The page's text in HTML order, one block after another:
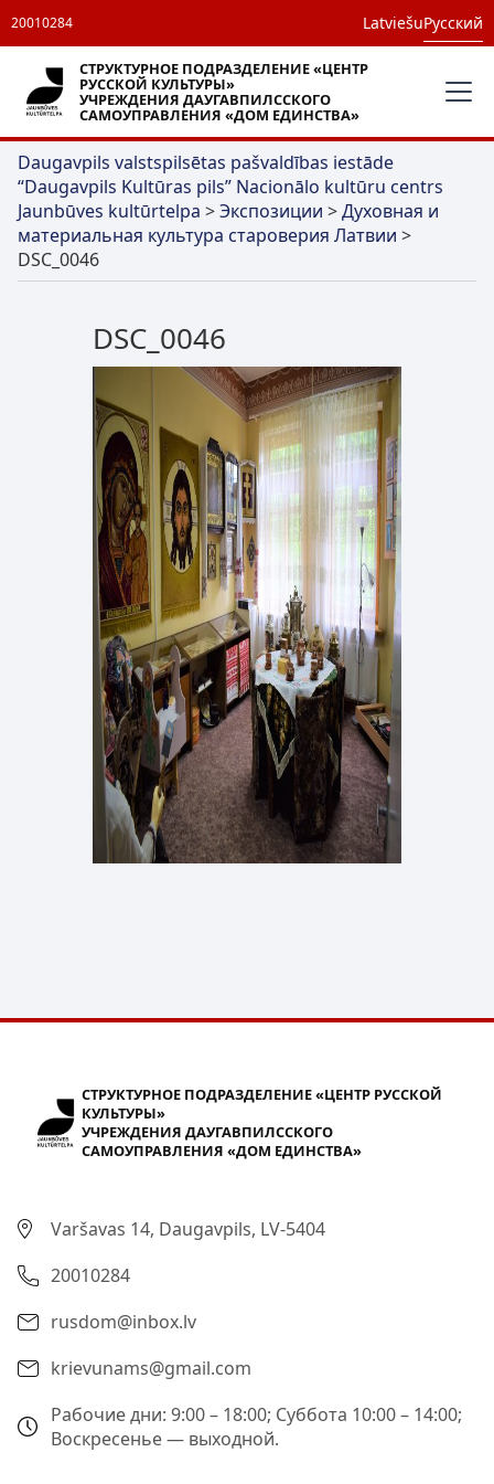
20010284 LatviešuРусский
СТРУКТУРНОЕ ПОДРАЗДЕЛЕНИЕ «ЦЕНТР
РУССКОЙ КУЛЬТУРЫ»
УЧРЕЖДЕНИЯ ДАУГАВПИЛССКОГО
САМОУПРАВЛЕНИЯ «ДОМ ЕДИНСТВА»
Daugavpils valstspilsētas pašvaldības iestāde
“Daugavpils Kultūras pils” Nacionālo kultūru centrs
Jaunbūves kultūrtelpa >Экспозиции >Духовная и
материальная культура староверия Латвии >
DSC_0046
DSC_0046
СТРУКТУРНОЕ ПОДРАЗДЕЛЕНИЕ «ЦЕНТР РУССКОЙ
КУЛЬТУРЫ»
УЧРЕЖДЕНИЯ ДАУГАВПИЛССКОГО
САМОУПРАВЛЕНИЯ «ДОМ ЕДИНСТВА»
Varšavas 14, Daugavpils, LV-5404
20010284
rusdom@inbox.lv
krievunams@gmail.com
Рабочие дни: 9:00 – 18:00; Суббота 10:00 – 14:00;
Воскресенье — выходной.